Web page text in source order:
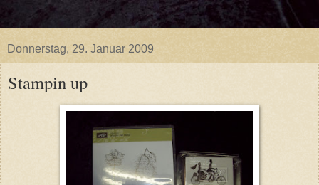
Donnerstag, 29. Januar 2009
Stampin up